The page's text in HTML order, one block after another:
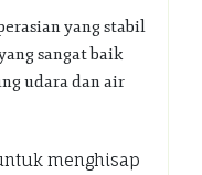
yang stabil
sangat baik
udara dan air
menghisap